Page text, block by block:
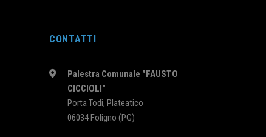
CONTATTI
Palestra Comunale "FAUSTO
CICCIOLI"
Porta Todi, Plateatico
06034 Foligno (PG)